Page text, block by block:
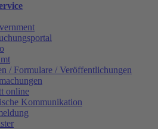
/ Formulare / Veröffentlichungen
online
Kommunikation